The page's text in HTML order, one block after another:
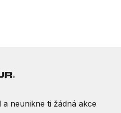
neunikne ti žádná akce